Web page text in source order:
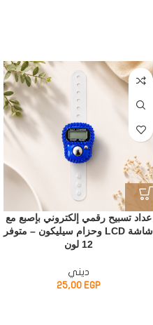
عداد تسبيح رقمي إلكتروني بإصبع مع
شاشة LCD وحزام سيليكون – متوفر
12 لون
ديني
25,00 EGP